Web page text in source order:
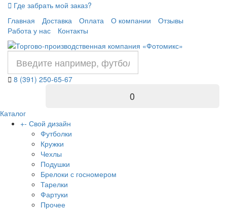
Где забрать мой заказ?
Главная
Доставка Оплата О компании
Отзывы
Работа у нас
Контакты
8 (391) 250-65-67
0
Каталог
+- Свой дизайн
Футболки
Кружки
Чехлы
Подушки
Брелоки с госномером
Тарелки
Фартуки
Прочее